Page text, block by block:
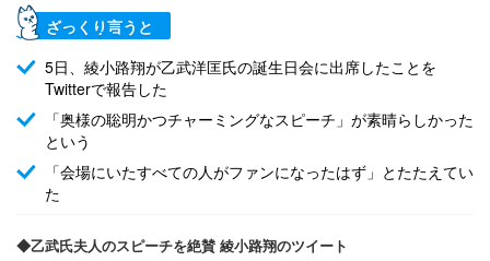
ざっくり言うと
5日、綾小路翔が乙武洋匡氏の誕生日会に出席したことを
Twitterで報告した
「奥様の聡明かつチャーミングなスピーチ」が素晴らしかった
という
「会場にいたすべての人がファンになったはず」とたたえてい
た
◆乙武氏夫人のスピーチを絶賛 綾小路翔のツイート